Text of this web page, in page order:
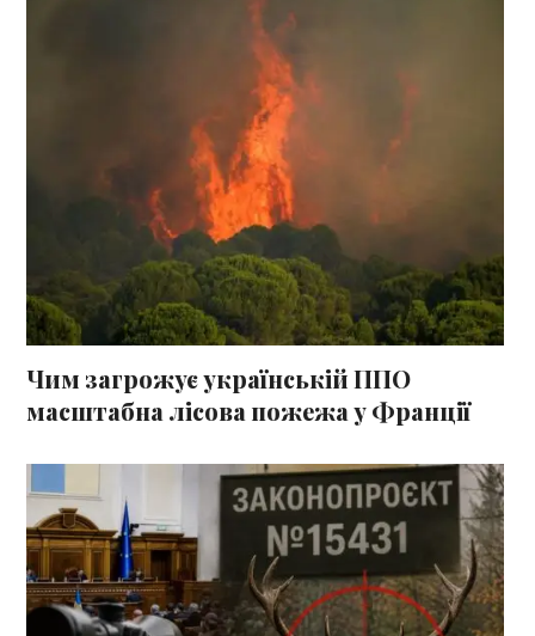
Чим загрожує українській ППО
масштабна лісова пожежа у Франції